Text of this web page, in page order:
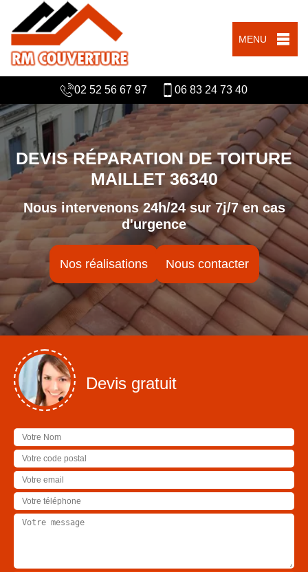
MENU
02 52 56 67 97 06 83 24 73 40
DEVIS RÉPARATION DE TOITURE
MAILLET 36340
Nous intervenons 24h/24 sur 7j/7 en cas
d'urgence
Nos réalisations Nous contacter
Devis gratuit